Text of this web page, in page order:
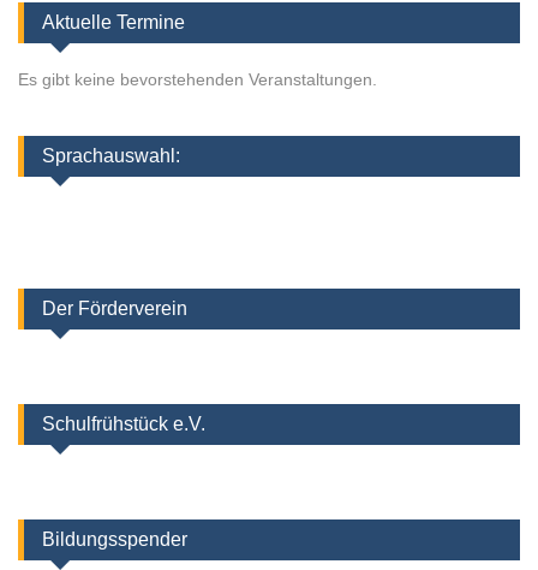
Aktuelle Termine
Es gibt keine bevorstehenden Veranstaltungen.
Sprachauswahl:
Der Förderverein
Schulfrühstück e.V.
Bildungsspender